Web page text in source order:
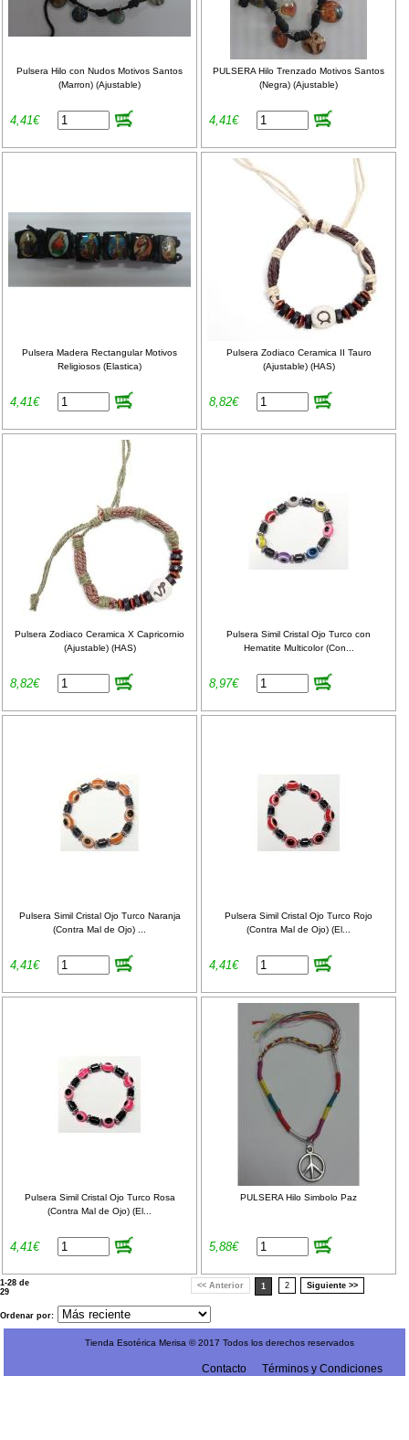
Pulsera Hilo con Nudos Motivos Santos
(Marron) (Ajustable)
4,41€
PULSERA Hilo Trenzado Motivos Santos
(Negra) (Ajustable)
4,41€
Pulsera Madera Rectangular Motivos
Religiosos (Elastica)
4,41€
Pulsera Zodiaco Ceramica II Tauro
(Ajustable) (HAS)
8,82€
Pulsera Zodiaco Ceramica X Capricornio
(Ajustable) (HAS)
8,82€
Pulsera Simil Cristal Ojo Turco con
Hematite Multicolor (Con...
8,97€
Pulsera Simil Cristal Ojo Turco Naranja
(Contra Mal de Ojo) ...
4,41€
Pulsera Simil Cristal Ojo Turco Rojo
(Contra Mal de Ojo) (El...
4,41€
Pulsera Simil Cristal Ojo Turco Rosa
(Contra Mal de Ojo) (El...
4,41€
PULSERA Hilo Simbolo Paz
5,88€
1-28 de
29
<< Anterior 1 2 Siguiente >>
Ordenar por:
Tienda Esotérica Merisa © 2017 Todos los derechos reservados
Contacto Términos y Condiciones